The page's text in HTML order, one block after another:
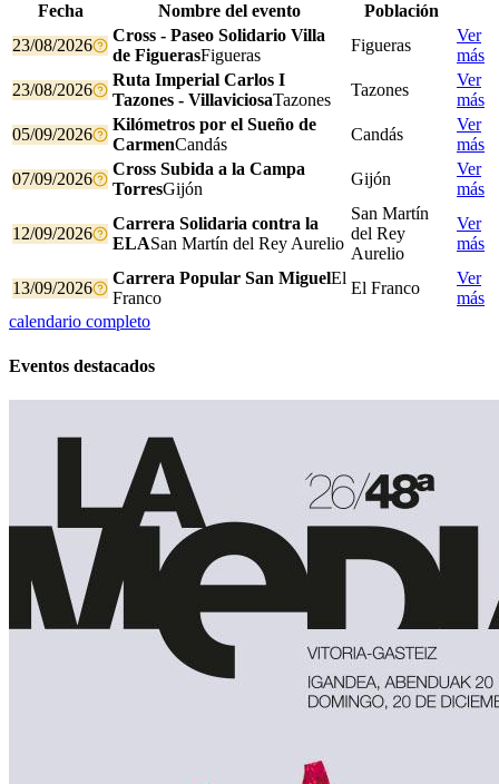
Fecha Nombre del evento
Población
23/08/2026
Cross - Paseo Solidario Villa
de FiguerasFigueras
Figueras
Ver
más
23/08/2026
Ruta Imperial Carlos I
Tazones - VillaviciosaTazones
Tazones
Ver
más
05/09/2026
Kilómetros por el Sueño de
CarmenCandás
Candás
Ver
más
07/09/2026
Cross Subida a la Campa
TorresGijón
Gijón
Ver
más
12/09/2026
Carrera Solidaria contra la
ELASan Martín del Rey Aurelio
San Martín
del Rey
Aurelio
Ver
más
13/09/2026
Carrera Popular San MiguelEl
Franco
El Franco
Ver
más
calendario completo
Eventos destacados